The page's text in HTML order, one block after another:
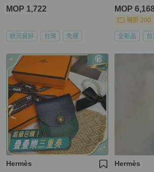
MOP 1,722
狀況良好 台灣 免運
MOP
現折 200
全新品 台
Hermès Hermès